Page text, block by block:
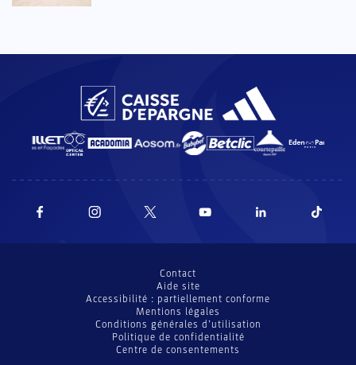
Contact
Aide site
Accessibilité : partiellement conforme
Mentions légales
Conditions générales d’utilisation
Politique de confidentialité
Centre de consentements